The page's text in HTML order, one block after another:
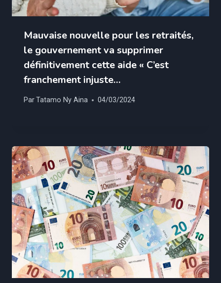
Mauvaise nouvelle pour les retraités,
le gouvernement va supprimer
définitivement cette aide « C’est
franchement injuste…
ParTatamo Ny Aina 04/03/2024